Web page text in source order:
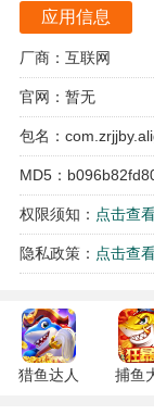
游戏中提供了丰
的奖励，还能解
玩家可以通过激
快的捕捉快感，
捕鱼大咖旧
游戏提供多种炮
适的武器，提升捕
提升自己的捕鱼技
游戏中设置了丰
应用信息
厂商：互联网
官网：暂无
包名：
MD5：
权限须知： 点击查
隐私政策： 点击查
猎鱼达人
捕鱼